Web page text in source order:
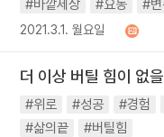
#바깥세상
#요동 #
2021.3.1. 월요일
더 이상 버틸 힘이 없
#위로 #성공 #경험
#삶의끝
#버틸힘